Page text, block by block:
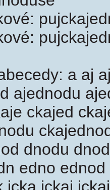
a aj
ajednodu
ckajed
dnodu
edno